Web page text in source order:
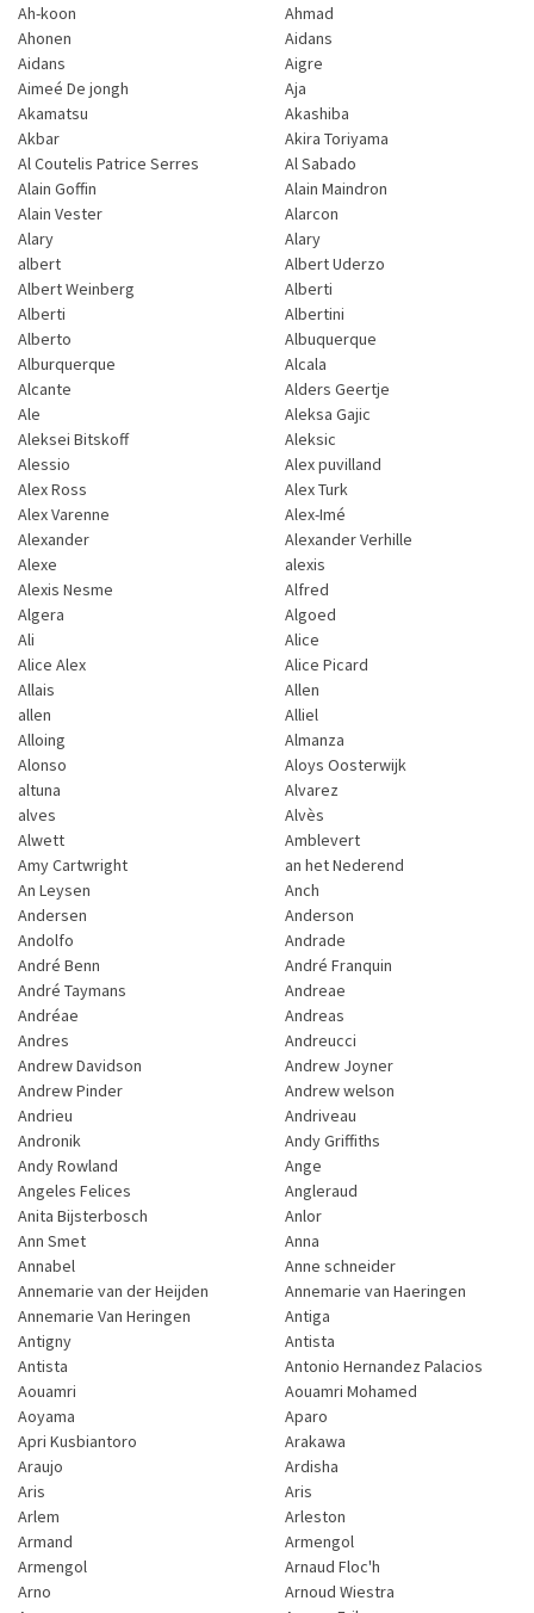
Ah-koon
Ahmad
Ahonen
Aidans
Aidans
Aigre
Aimeé De jongh
Aja
Akamatsu
Akashiba
Akbar
Akira Toriyama
Al Coutelis Patrice Serres
Al Sabado
Alain Goffin
Alain Maindron
Alain Vester
Alarcon
Alary
Alary
albert
Albert Uderzo
Albert Weinberg
Alberti
Alberti
Albertini
Alberto
Albuquerque
Alburquerque
Alcala
Alcante
Alders Geertje
Ale
Aleksa Gajic
Aleksei Bitskoff
Aleksic
Alessio
Alex puvilland
Alex Ross
Alex Turk
Alex Varenne
Alex-Imé
Alexander
Alexander Verhille
Alexe
alexis
Alexis Nesme
Alfred
Algera
Algoed
Ali
Alice
Alice Alex
Alice Picard
Allais
Allen
allen
Alliel
Alloing
Almanza
Alonso
Aloys Oosterwijk
altuna
Alvarez
alves
Alvès
Alwett
Amblevert
Amy Cartwright
an het Nederend
An Leysen
Anch
Andersen
Anderson
Andolfo
Andrade
André Benn
André Franquin
André Taymans
Andreae
Andréae
Andreas
Andres
Andreucci
Andrew Davidson
Andrew Joyner
Andrew Pinder
Andrew welson
Andrieu
Andriveau
Andronik
Andy Griffiths
Andy Rowland
Ange
Angeles Felices
Angleraud
Anita Bijsterbosch
Anlor
Ann Smet
Anna
Annabel
Anne schneider
Annemarie van der Heijden
Annemarie van Haeringen
Annemarie Van Heringen
Antiga
Antigny
Antista
Antista
Antonio Hernandez Palacios
Aouamri
Aouamri Mohamed
Aoyama
Aparo
Apri Kusbiantoro
Arakawa
Araujo
Ardisha
Aris
Aris
Arlem
Arleston
Armand
Armengol
Armengol
Arnaud Floc'h
Arno
Arnoud Wiestra